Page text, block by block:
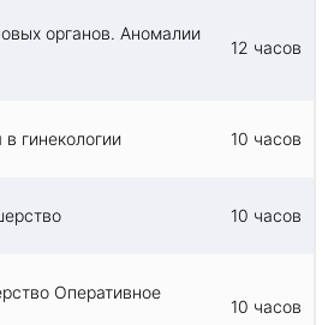
лечения заболеваний
оказания неотложной
органов. Аномалии
12 часов
гинекологии 10 часов
10 часов
Оперативное
10 часов